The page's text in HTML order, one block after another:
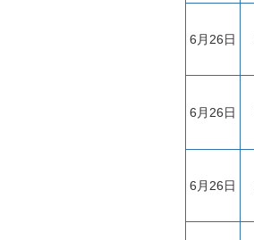
6月26日
6月26日
6月26日